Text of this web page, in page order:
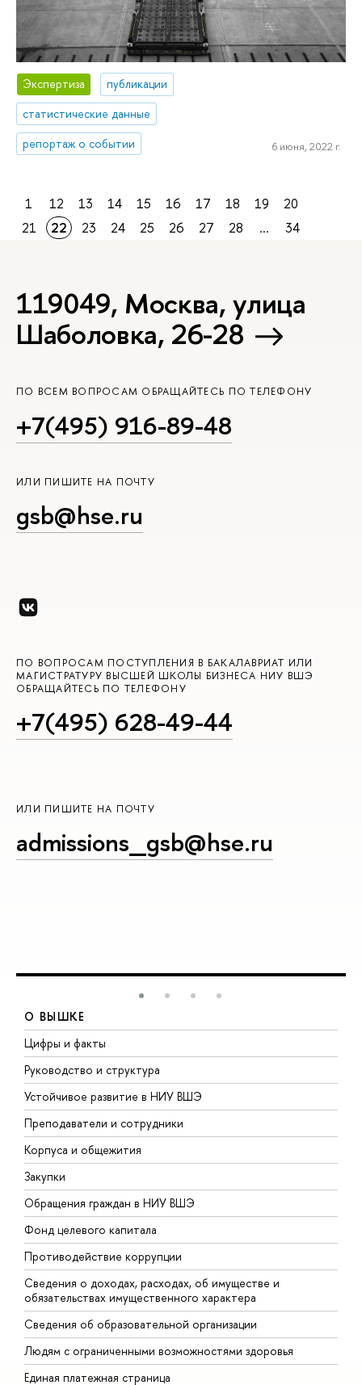
Экспертиза
публикации
статистические данные
репортаж о событии
6 июня, 2022 г.
1 12 13 14 15 16 17 18 19
20
21
22 23 24 25 26 27 28 ... 34
119049, Москва, улица
Шаболовка, 26-28
ПО ВСЕМ ВОПРОСАМ ОБРАЩАЙТЕСЬ ПО ТЕЛЕФОНУ
+7(495) 916-89-48
ИЛИ ПИШИТЕ НА ПОЧТУ
gsb@hse.ru
ПО ВОПРОСАМ ПОСТУПЛЕНИЯ В БАКАЛАВРИАТ ИЛИ
МАГИСТРАТУРУ ВЫСШЕЙ ШКОЛЫ БИЗНЕСА НИУ ВШЭ
ОБРАЩАЙТЕСЬ ПО ТЕЛЕФОНУ
+7(495) 628-49-44
ИЛИ ПИШИТЕ НА ПОЧТУ
admissions_gsb@hse.ru
О ВЫШКЕ
Цифры и факты
Руководство и структура
Устойчивое развитие в НИУ ВШЭ
Преподаватели и сотрудники
Корпуса и общежития
Закупки
Обращения граждан в НИУ ВШЭ
Фонд целевого капитала
Противодействие коррупции
Сведения о доходах, расходах, об имуществе и
обязательствах имущественного характера
Сведения об образовательной организации
Людям с ограниченными возможностями здоровья
Единая платежная страница